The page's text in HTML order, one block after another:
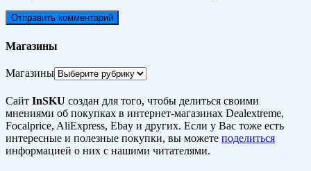
Магазины
Магазины
Сайт InSKU создан для того, чтобы делиться своими
мнениями об покупках в интернет-магазинах Dealextreme,
Focalprice, AliExpress, Ebay и других. Если у Вас тоже есть
интересные и полезные покупки, вы можете поделиться
информацией о них с нашими читателями.